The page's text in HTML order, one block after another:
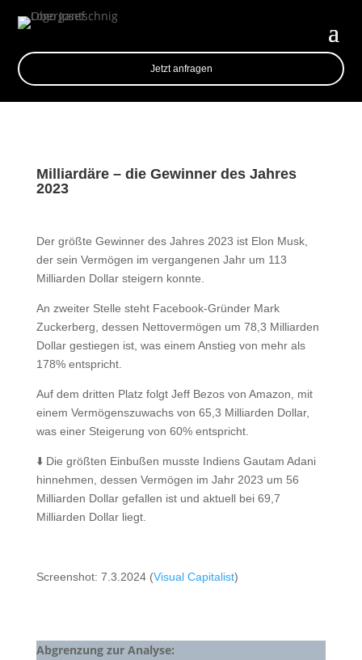
Jetzt anfragen
Milliardäre – die Gewinner des Jahres
2023
Der größte Gewinner des Jahres 2023 ist Elon Musk,
der sein Vermögen im vergangenen Jahr um 113
Milliarden Dollar steigern konnte.
An zweiter Stelle steht Facebook-Gründer Mark
Zuckerberg, dessen Nettovermögen um 78,3 Milliarden
Dollar gestiegen ist, was einem Anstieg von mehr als
178% entspricht.
Auf dem dritten Platz folgt Jeff Bezos von Amazon, mit
einem Vermögenszuwachs von 65,3 Milliarden Dollar,
was einer Steigerung von 60% entspricht.
⬇️ Die größten Einbußen musste Indiens Gautam Adani
hinnehmen, dessen Vermögen im Jahr 2023 um 56
Milliarden Dollar gefallen ist und aktuell bei 69,7
Milliarden Dollar liegt.
Screenshot: 7.3.2024 (Visual Capitalist)
Abgrenzung zur Analyse: